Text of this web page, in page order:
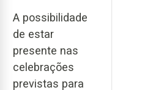
A possibilidade
de estar
presente nas
celebrações
previstas para